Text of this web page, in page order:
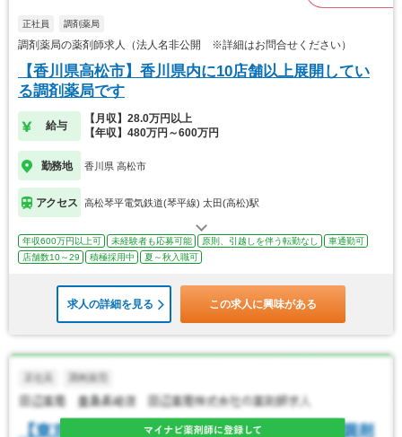
正社員 調剤薬局
調剤薬局の薬剤師求人（法人名非公開 ※詳細はお問合せください）
【香川県高松市】香川県内に10店舗以上展開してい
る調剤薬局です
給与
【月収】28.0万円以上
【年収】480万円～600万円
勤務地 香川県 高松市
アクセス 高松琴平電気鉄道(琴平線) 太田(高松)駅
年収600万円以上可 未経験者も応募可能 原則、引越しを伴う転勤なし
車通勤可
店舗数10～29
積極採用中 夏～秋入職可
求人の詳細を見る この求人に興味がある